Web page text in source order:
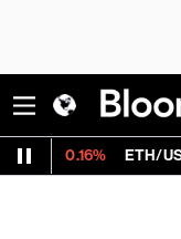
ETH/USD 1,917.235